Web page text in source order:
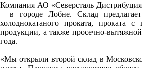
Компания АО «Северсталь
– в городе Лобне. Склад
холоднокатаного проката,
продукции, а также просечно-
года.
«Мы открыли второй склад в